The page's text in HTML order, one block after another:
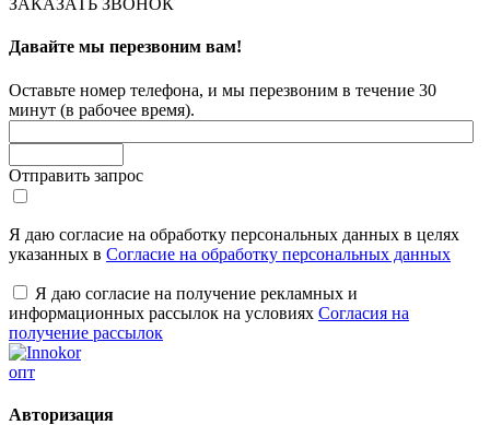
ЗАКАЗАТЬ ЗВОНОК
Давайте мы перезвоним вам!
Оставьте номер телефона, и мы перезвоним в течение 30
минут (в рабочее время).
Отправить запрос
Я даю согласие на обработку персональных данных в целях
указанных в Согласие на обработку персональных данных
Я даю согласие на получение рекламных и
информационных рассылок на условиях Согласия на
получение рассылок
опт
Авторизация